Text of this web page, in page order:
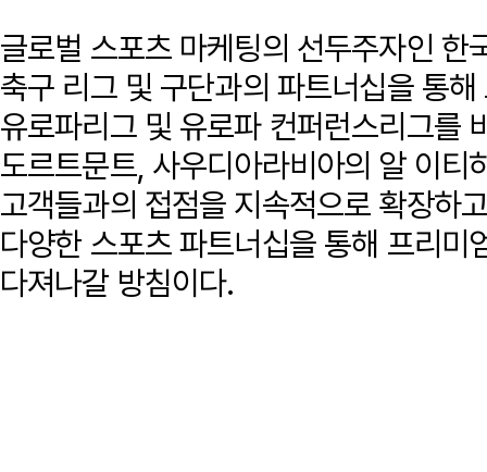
글로벌 스포츠 마케팅의 선두주자인
축구 리그 및 구단과의 파트너십을 통
유로파리그 및 유로파 컨퍼런스리그를
도르트문트, 사우디아라비아의 알 이티
고객들과의 접점을 지속적으로 확장하
다양한 스포츠 파트너십을 통해 프리미
다져나갈 방침이다.